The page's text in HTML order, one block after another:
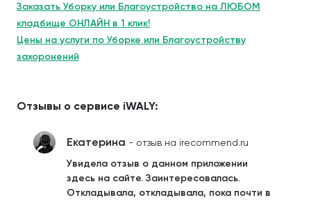
Заказать Уборку или Благоустройство на ЛЮБОМ
кладбище ОНЛАЙН в 1 клик!
Цены на услуги по Уборке или Благоустройству
захоронений
Отзывы о сервисе iWALY:
Екатерина - отзыв на irecommend.ru
Увидела отзыв о данном приложении
здесь на сайте. Заинтересовалась.
Откладывала, откладывала, пока почти в